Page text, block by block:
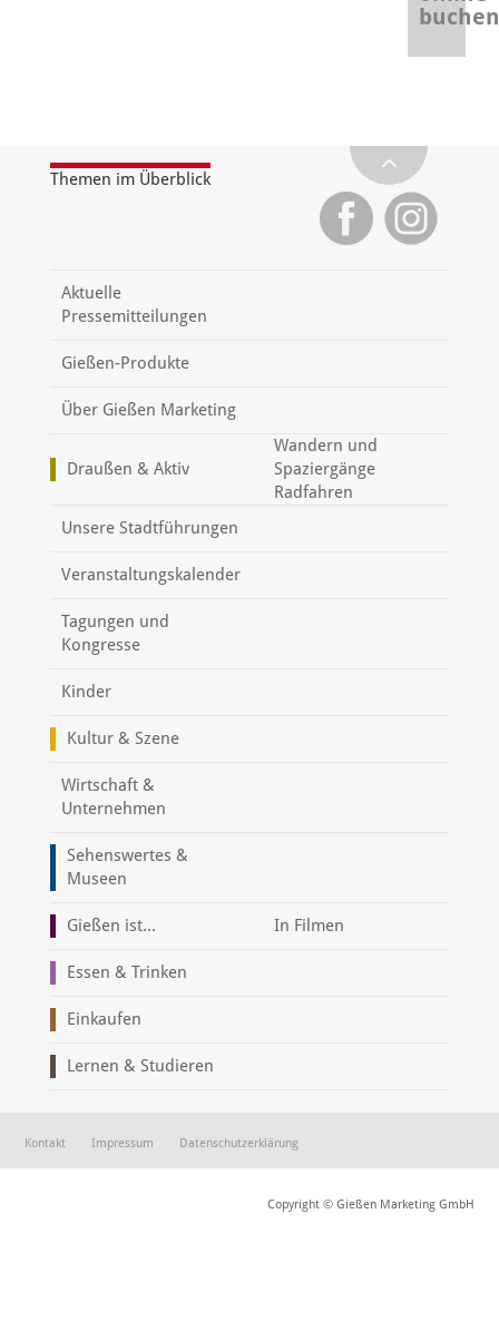
buchen
Themen im Überblick
Aktuelle
Pressemitteilungen
Gießen-Produkte
Über Gießen Marketing
Draußen & Aktiv
Wandern und
Spaziergänge
Radfahren
Unsere Stadtführungen
Veranstaltungskalender
Tagungen und
Kongresse
Kinder
Kultur & Szene
Wirtschaft &
Unternehmen
Sehenswertes &
Museen
Gießen ist... In Filmen
Essen & Trinken
Einkaufen
Lernen & Studieren
Kontakt Impressum Datenschutzerklärung
Copyright © Gießen Marketing GmbH